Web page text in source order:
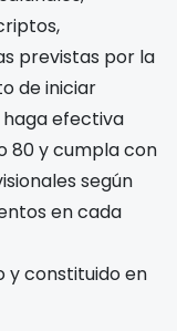
previstas por la
de iniciar
haga efectiva
80 y cumpla con
según
en cada
y constituido en